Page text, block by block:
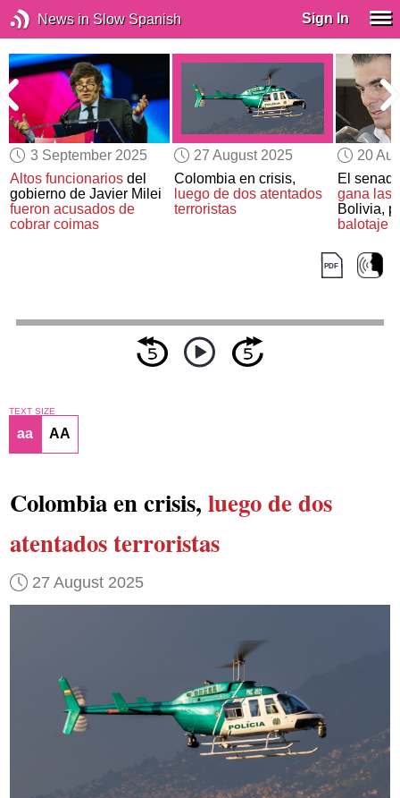
News in Slow Spanish Sign In
3 September 2025
Altos funcionarios del
gobierno de Javier Milei
fueron acusados de
cobrar coimas
27 August 2025
Colombia en crisis,
luego de dos atentados
terroristas
20
El
gana las
Bolivia,
balotaje
TEXT SIZE
aa AA
Colombia en crisis, luego de dos
atentados terroristas
27 August 2025